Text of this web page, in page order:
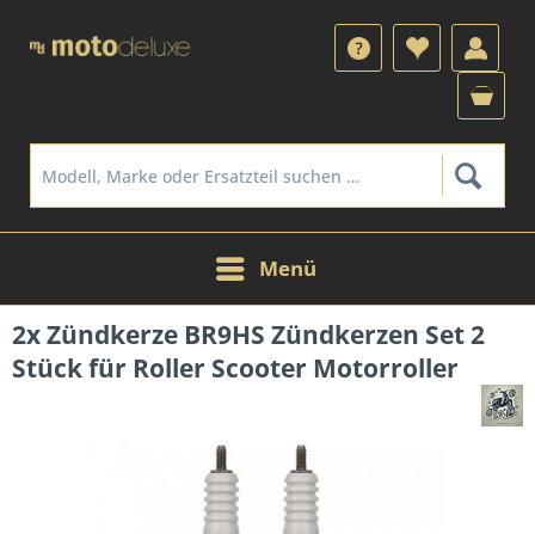
Menü
2x Zündkerze BR9HS Zündkerzen Set 2
Stück für Roller Scooter Motorroller